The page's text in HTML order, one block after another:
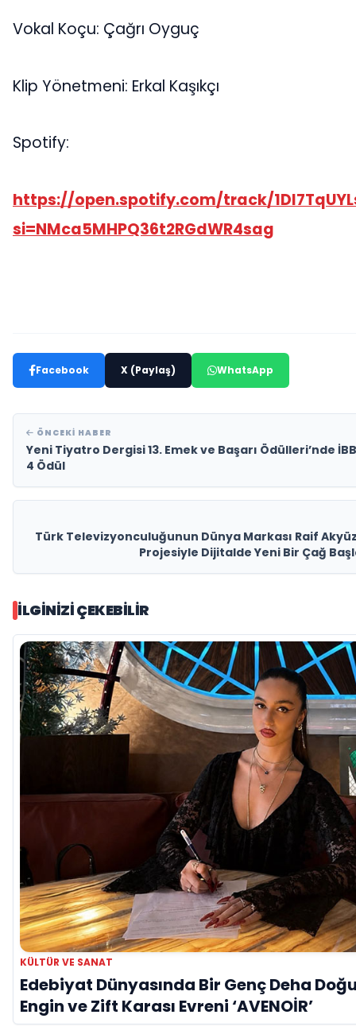
Vokal Koçu: Çağrı Oyguç
Klip Yönetmeni: Erkal Kaşıkçı
Spotify:
https://open.spotify.com/track/
si=NMca5MHPQ36t2RGdWR4sag
Facebook X (Paylaş) WhatsApp
ÖNCEKI HABER
Yeni Tiyatro Dergisi 13. Emek ve Başarı Ödülleri’nde
4 Ödül
Türk Televizyonculuğunun Dünya Markası Raif
Projesiyle Dijitalde Yeni Bir Çağ
İLGINIZI ÇEKEBILIR
KÜLTÜR VE SANAT
Edebiyat Dünyasında Bir Genç Deha
Engin ve Zift Karası Evreni ‘AVENOİR’